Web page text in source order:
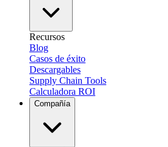
Recursos
Blog
Casos de éxito
Descargables
Supply Chain Tools
Calculadora ROI
Compañía